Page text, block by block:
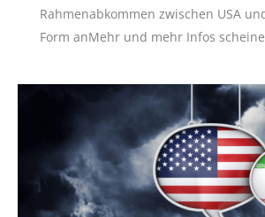
Rahmenabkommen zwischen USA
Form anMehr und mehr Infos